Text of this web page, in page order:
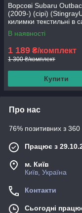
Ворсові Subaru
(2009-) (сірі)
килимки текстильні в
авто
В наявності
1 189 ₴/комплект
1 300 ₴/комплект
Купити
Про нас
76% позитивних з 360
Працює з
м. Київ
Київ, Україна
Контакти
Сьогодні